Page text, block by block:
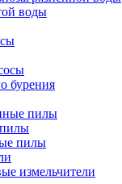
воды
бурения
пилы
пилы
измельчители